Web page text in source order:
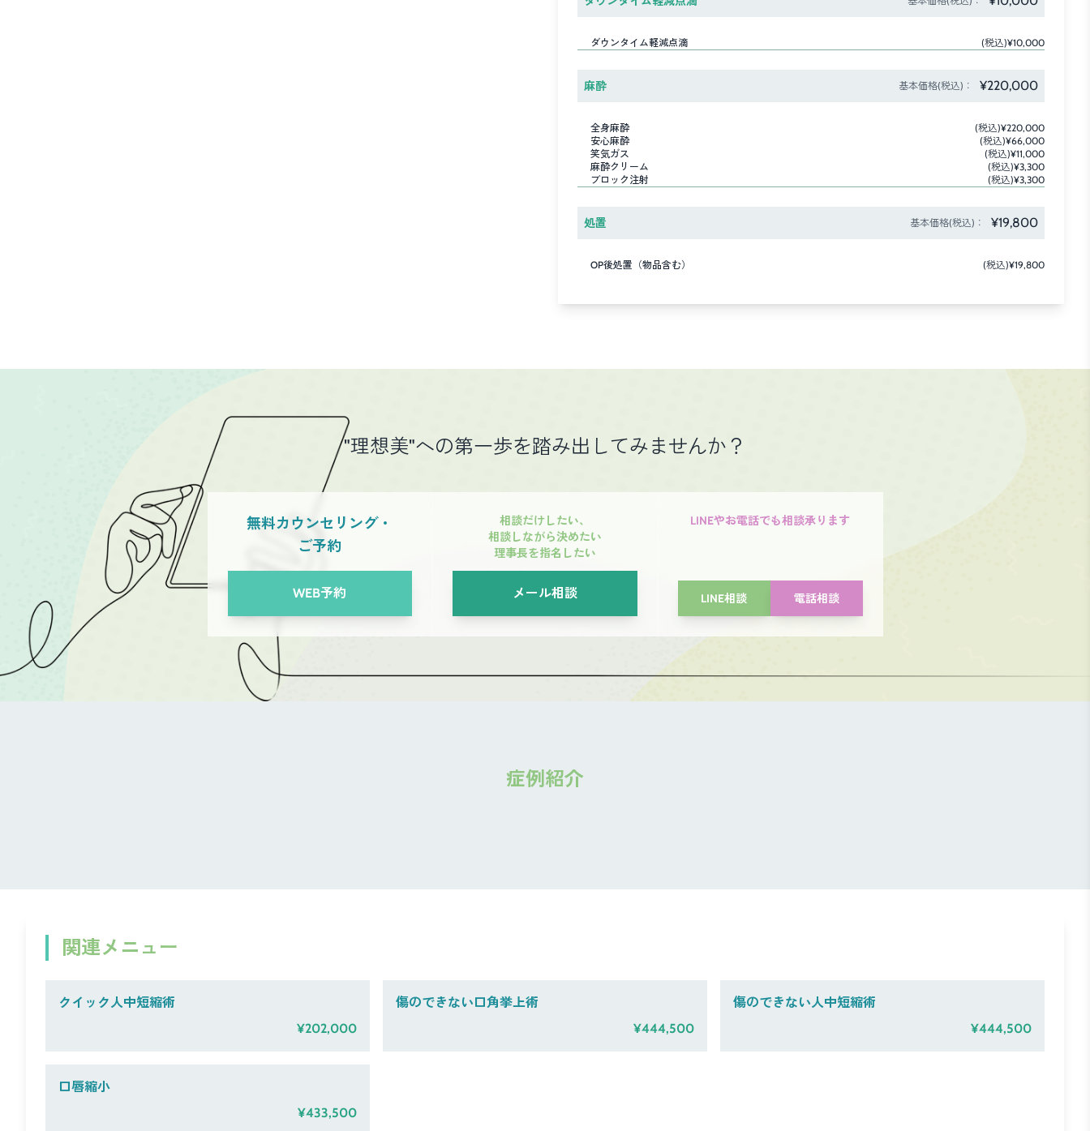
ダウンタイム軽減点滴 (税込)¥10,000
麻酔 基本価格(税込)： ¥220,000
全身麻酔
(税込)¥220,000
安心麻酔
(税込)¥66,000
笑気ガス
(税込)¥11,000
麻酔クリーム
(税込)¥3,300
ブロック注射
(税込)¥3,300
処置 基本価格(税込)： ¥19,800
OP後処置（物品含む） (税込)¥19,800
"理想美"への第一歩を踏み出してみませんか？
無料カウンセリング・
ご予約
WEB予約
相談だけしたい、
相談しながら決めたい
理事長を指名したい
メール相談
LINEやお電話でも相談承ります
LINE相談 電話相談
症例紹介
関連メニュー
クイック人中短縮術
¥202,000
傷のできない口角挙上術
¥444,500
傷のできない人中短縮術
¥444,500
口唇縮小
¥433,500